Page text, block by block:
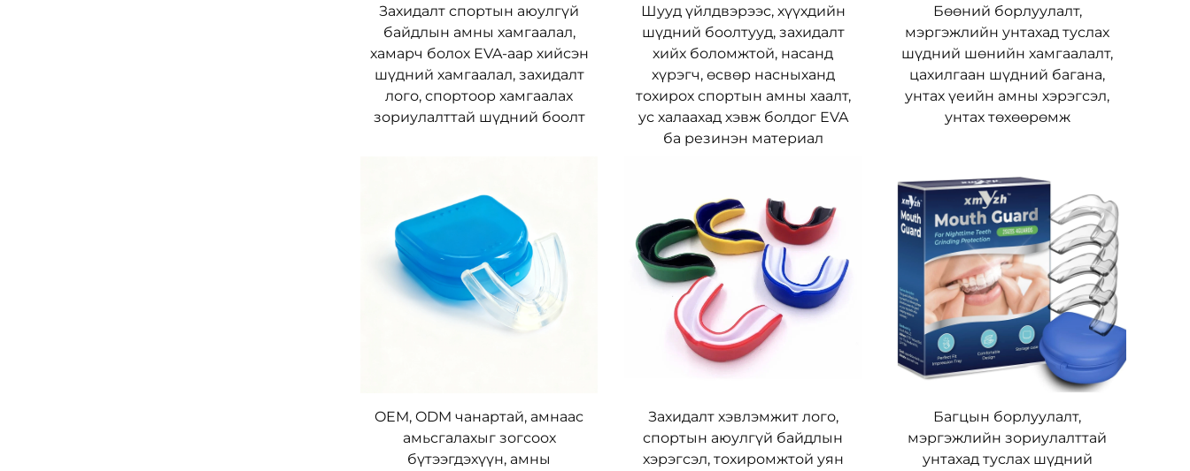
Захидалт спортын аюулгүй
байдлын амны хамгаалал,
хамарч болох EVA-аар хийсэн
шүдний хамгаалал, захидалт
лого, спортоор хамгаалах
зориулалттай шүдний боолт
Шууд үйлдвэрээс, хүүхдийн
шүдний боолтууд, захидалт
хийх боломжтой, насанд
хүрэгч, өсвөр насныханд
тохирох спортын амны хаалт,
ус халаахад хэвж болдог EVA
ба резинэн материал
Бөөний борлуулалт,
мэргэжлийн унтахад туслах
шүдний шөнийн хамгаалалт,
цахилгаан шүдний багана,
унтах үеийн амны хэрэгсэл,
унтах төхөөрөмж
OEM, ODM чанартай, амнаас
амьсгалахыг зогсоох
бүтээгдэхүүн, амны
Захидалт хэвлэмжит лого,
спортын аюулгүй байдлын
хэрэгсэл, тохиромжтой уян
Багцын борлуулалт,
мэргэжлийн зориулалттай
унтахад туслах шүдний